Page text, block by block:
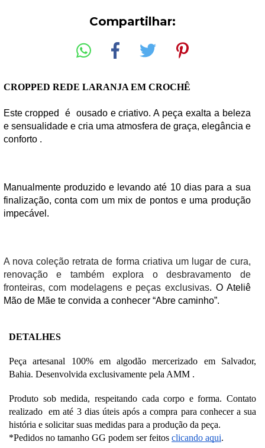
Compartilhar:
CROPPED REDE LARANJA EM CROCHÊ
Este cropped  é  ousado e criativo. A peça exalta a beleza
e sensualidade e cria uma atmosfera de graça, elegância e
conforto .
Manualmente produzido e levando até 10 dias para a sua
finalização, conta com um mix de pontos e uma produção
impecável.
A nova coleção retrata de forma criativa um lugar de cura,
renovação e também explora o desbravamento de
fronteiras, com modelagens e peças exclusivas. O Ateliê
Mão de Mãe te convida a conhecer “Abre caminho”.
DETALHES
Peça artesanal 100% em algodão mercerizado em Salvador,
Bahia. Desenvolvida exclusivamente pela AMM .
Produto sob medida, respeitando cada corpo e forma. Contato
realizado  em até 3 dias úteis após a compra para conhecer a sua
história e solicitar suas medidas para a produção da peça.
*Pedidos no tamanho GG podem ser feitos clicando aqui.